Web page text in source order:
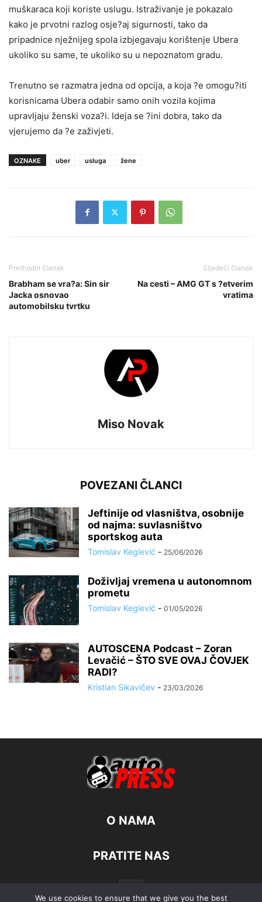
muškaraca koji koriste uslugu. Istraživanje je pokazalo
kako je prvotni razlog osje?aj sigurnosti, tako da
pripadnice nježnijeg spola izbjegavaju korištenje Ubera
ukoliko su same, te ukoliko su u nepoznatom gradu.
Trenutno se razmatra jedna od opcija, a koja ?e omogu?iti
korisnicama Ubera odabir samo onih vozila kojima
upravljaju ženski voza?i. Ideja se ?ini dobra, tako da
vjerujemo da ?e zaživjeti.
OZNAKE uber usluga žene
Prethodni članak
Brabham se vra?a: Sin sir
Jacka osnovao
automobilsku tvrtku
Sljedeći članak
Na cesti – AMG GT s ?etverim
vratima
Miso Novak
POVEZANI ČLANCI
Jeftinije od vlasništva, osobnije
od najma: suvlasništvo
sportskog auta
Tomislav Keglević - 25/06/2026
Doživljaj vremena u autonomnom
prometu
Tomislav Keglević - 01/05/2026
AUTOSCENA Podcast – Zoran
Levačić – ŠTO SVE OVAJ ČOVJEK
RADI?
Kristian Sikavičev - 23/03/2026
O NAMA
PRATITE NAS
We use cookies to ensure that we give you the best